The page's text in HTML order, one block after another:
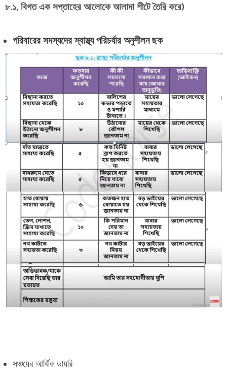
৮.১, বিগত এক সপ্তাহের আলোকে আলাদা শীটে তৈরি করে)
পরিবারের সদস্যদের স্বাস্থ্য পরিচর্যার অনুশীলন ছক
সঞ্চয়ের আর্থিক ডায়রি